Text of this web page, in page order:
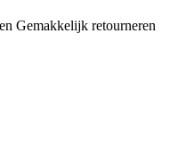
Gemakkelijk retourneren